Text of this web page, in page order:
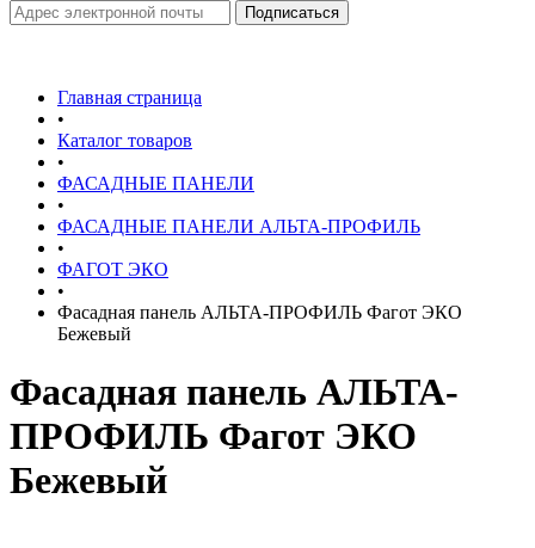
Главная страница
•
Каталог товаров
•
ФАСАДНЫЕ ПАНЕЛИ
•
ФАСАДНЫЕ ПАНЕЛИ АЛЬТА-ПРОФИЛЬ
•
ФАГОТ ЭКО
•
Фасадная панель АЛЬТА-ПРОФИЛЬ Фагот ЭКО
Бежевый
Фасадная панель АЛЬТА-
ПРОФИЛЬ Фагот ЭКО
Бежевый